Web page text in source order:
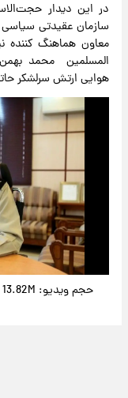
در این دیدار
سازمان عقیدتی
معاون هماهنگ کننده
المسلمین محمد
هوایی ارتش سرلشکر
حجم ویدیو: 13.82M